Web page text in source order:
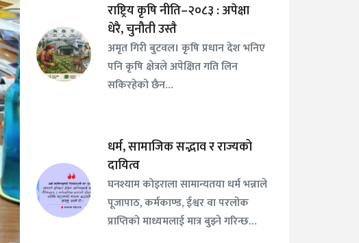
राष्ट्रिय कृषि नीति–२०८३ : अपेक्षा
धेरै, चुनौती उस्तै
अमृत गिरी बुटवल। कृषि प्रधान देश भनिए
पनि कृषि क्षेत्रले अपेक्षित गति लिन
सकिरहेको छैन…
धर्म, सामाजिक सद्भाव र राज्यको
दायित्व
घनश्याम कोइराला सामान्यतया धर्म भन्नाले
पूजापाठ, कर्मकाण्ड, ईश्वर वा परलोक
प्राप्तिको माध्यमलाई मात्र बुझ्ने गरिन्छ…